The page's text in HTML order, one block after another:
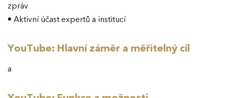
zpráv
• Aktivní účast expertů a institucí
YouTube: Hlavní záměr a měřitelný cíl
a